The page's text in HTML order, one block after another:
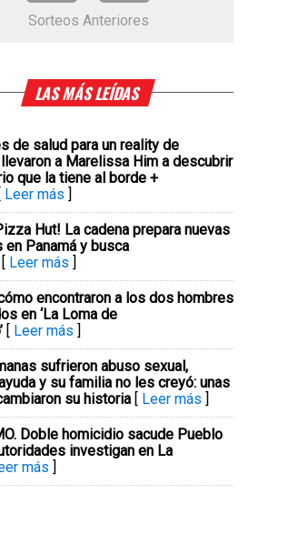
Sorteos Anteriores
LAS MÁS LEÍDAS
de salud para un reality de
a Marelissa Him a descubrir
que la tiene al borde +
[ Leer más ]
Hut! La cadena prepara nuevas
en Panamá y busca
[ Leer más ]
encontraron a los dos hombres
en ‘La Loma de
[ Leer más ]
sufrieron abuso sexual,
y su familia no les creyó: unas
su historia [ Leer más ]
Doble homicidio sacude Pueblo
investigan en La
más ]